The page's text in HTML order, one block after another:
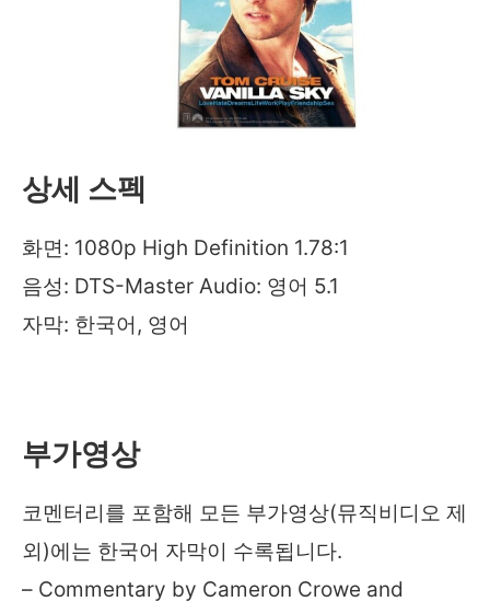
상세 스펙
화면: 1080p High Definition 1.78:1
음성: DTS-Master Audio: 영어 5.1
자막: 한국어, 영어
부가영상
코멘터리를 포함해 모든 부가영상(뮤직비디오 제
외)에는 한국어 자막이 수록됩니다.
– Commentary by Cameron Crowe and